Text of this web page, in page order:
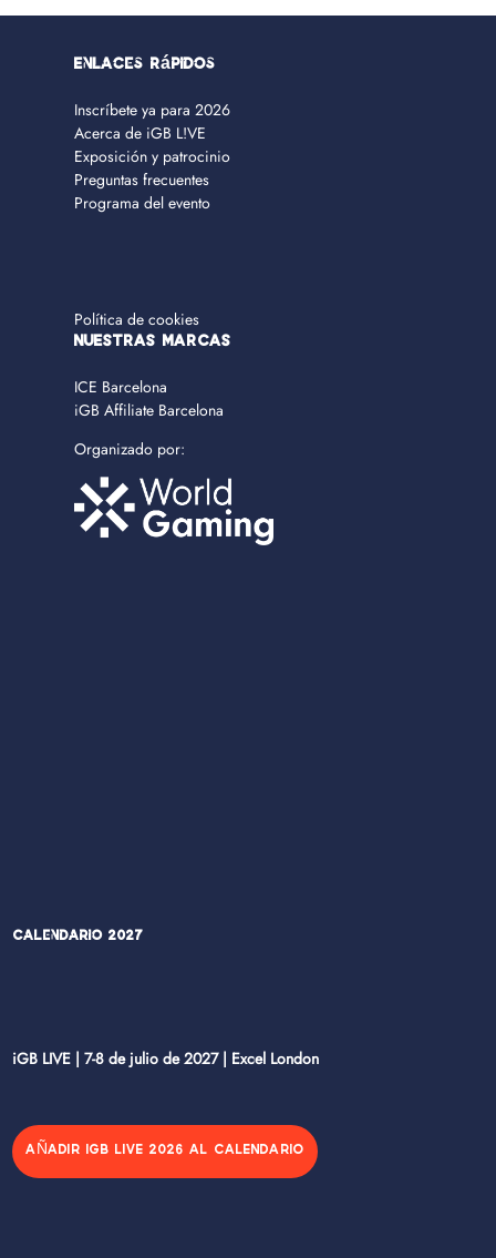
Enlaces rápidos
Inscríbete ya para 2026
Acerca de iGB L!VE
Exposición y patrocinio
Preguntas frecuentes
Programa del evento
Política de cookies
NUESTRAS MARCAS
ICE Barcelona
iGB Affiliate Barcelona
Organizado por:
Calendario 2027
iGB LIVE | 7-8 de julio de 2027 | Excel London
AÑADIR IGB LIVE 2026 AL CALENDARIO